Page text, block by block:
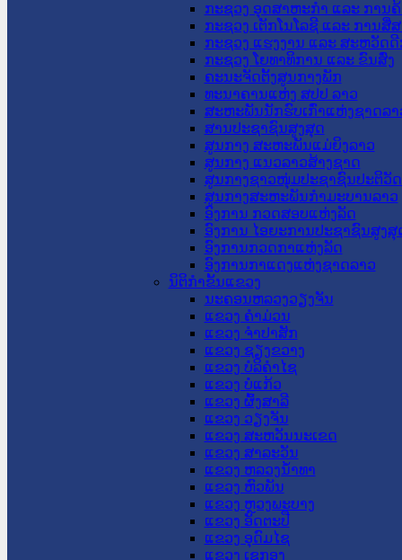
ກະຊວງ ອຸດສາຫະກຳ ແລະ ການຄ້
ກະຊວງ ເຕັກໂນໂລຊີ ແລະ ການສື່
ກະຊວງ ແຮງງານ ແລະ ສະຫວັດ
ກະຊວງ ໂຍທາທິການ ແລະ ຂົນສົ່ງ
ຄະນະຈັດຕັ້ງສູນກາງພັກ
ທະນາຄານແຫ່ງ ສປປ ລາວ
ສະຫະພັນນັກຮົບເກົ່າແຫ່ງຊາດລາ
ສານປະຊາຊົນສູງສຸດ
ສູນກາງ ສະຫະພັນແມ່ຍິງລາວ
ສູນກາງ ແນວລາວສ້າງຊາດ
ສູນກາງຊາວໜຸ່ມປະຊາຊົນປະຕິວັ
ສູນກາງສະຫະພັນກຳມະບານລາວ
ອົງການ ກວດສອບແຫ່ງລັດ
ອົງການ ໄອຍະການປະຊາຊົນສູງສຸ
ອົງການກວດກາແຫ່ງລັດ
ອົງການກາແດງແຫ່ງຊາດລາວ
ນິຕິກໍາຂັ້ນແຂວງ
ນະ​ຄອນ​ຫລວງວຽງຈັນ
ແຂວງ ຄໍາມ່ວນ
ແຂວງ ຈໍາປາສັກ
ແຂວງ ຊຽງຂວາງ
ແຂວງ ບໍລິຄໍາໄຊ
ແຂວງ ບໍ່ແກ້ວ
ແຂວງ ຜົ້ງສາລີ
ແຂວງ ວຽງຈັນ
ແຂວງ ສະຫວັນນະເຂດ
ແຂວງ ສາລະວັນ
ແຂວງ ຫລວງນໍ້າທາ
ແຂວງ ຫົວພັນ
ແຂວງ ຫຼວງພະບາງ
ແຂວງ ອັດຕະປື
ແຂວງ ອຸດົມໄຊ
ແຂວງ ເຊກອງ